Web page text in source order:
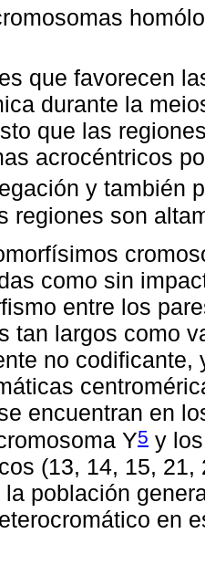
que favorecen
durante la
que las
acrocéntricos
y también
regiones son
como sin
entre los
tan largos como
no
encuentran en
Y5 y
(13, 14, 15,
la población
en